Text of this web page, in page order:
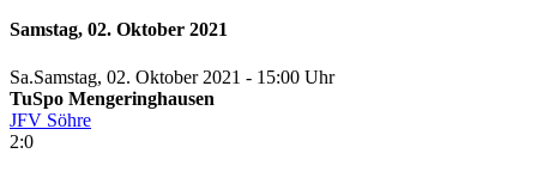
Samstag, 02. Oktober 2021
Sa.Samstag, 02. Oktober 2021 - 15:00 Uhr
TuSpo Mengeringhausen
JFV Söhre
2:0